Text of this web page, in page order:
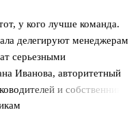
у кого лучше команда.
делегируют менеджерам
серьезными
Иванова, авторитетный
и собственников
собеседования с